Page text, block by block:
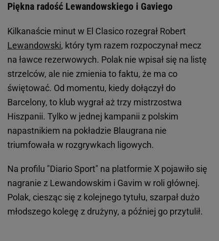
Piękna radość Lewandowskiego i Gaviego
Kilkanaście minut w El Clasico rozegrał Robert
Lewandowski, który tym razem rozpoczynał mecz
na ławce rezerwowych. Polak nie wpisał się na listę
strzelców, ale nie zmienia to faktu, że ma co
świętować. Od momentu, kiedy dołączył do
Barcelony, to klub wygrał aż trzy mistrzostwa
Hiszpanii. Tylko w jednej kampanii z polskim
napastnikiem na pokładzie Blaugrana nie
triumfowała w rozgrywkach ligowych.
Na profilu "Diario Sport" na platformie X pojawiło się
nagranie z Lewandowskim i Gavim w roli głównej.
Polak, ciesząc się z kolejnego tytułu, szarpał dużo
młodszego kolegę z drużyny, a później go przytulił.